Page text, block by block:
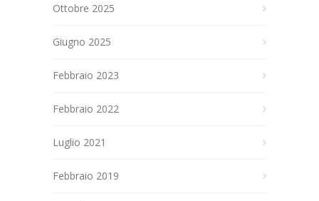
Ottobre 2025
Giugno 2025
Febbraio 2023
Febbraio 2022
Luglio 2021
Febbraio 2019